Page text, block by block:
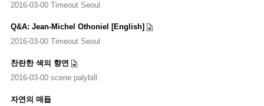
2016-03-00 Timeout Seoul
Q&A: Jean-Michel Othoniel [English]
2016-03-00 Timeout Seoul
찬란한 색의 향연
2016-03-00 scene palybill
자연의 매듭